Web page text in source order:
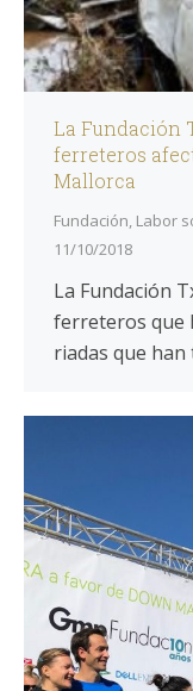
La Fundación
ferreteros
Mallorca
Fundación, Labor
11/10/2018
La Fundación
ferreteros que
riadas que